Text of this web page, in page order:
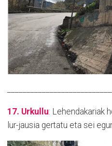
17. Urkullu: Lehendakariak
lur-jausia gertatu eta sei